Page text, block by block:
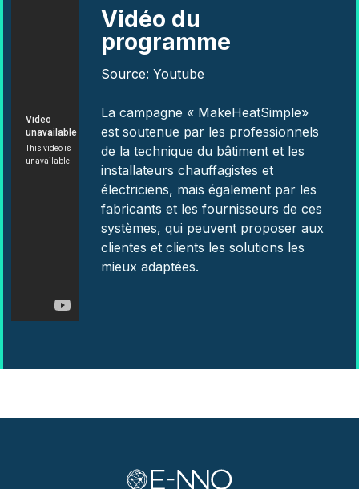
Vidéo du
programme
Source: Youtube
La campagne « MakeHeatSimple»
est soutenue par les professionnels
de la technique du bâtiment et les
installateurs chauffagistes et
électriciens, mais également par les
fabricants et les fournisseurs de ces
systèmes, qui peuvent proposer aux
clientes et clients les solutions les
mieux adaptées.